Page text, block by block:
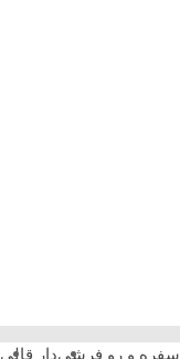
سفره و رو فرشیدار قالی